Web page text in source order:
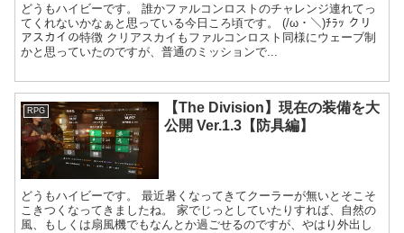
どうもハイビーです。 誰かファルコンロストのチャレンジ連れてっ
てくれないかなぁと思っている今日ころ頃です。 (/ω・＼)ﾁﾗｯ クリ
アスカイの特徴 クリアスカイもファルコンロスト同様にウェーブ制
かと思っていたのですが、普通のミッションで...
RPG
【The Division】現在の装備を大
公開 Ver.1.3【防具編】
どうもハイビーです。 最近暑くなってきてクーラーが無いとそこそ
こきつくなってきましたね。 家でじっとしていたりすれば、自然の
風、もしくは扇風機でもなんとか過ごせるのですが、やはり外出し